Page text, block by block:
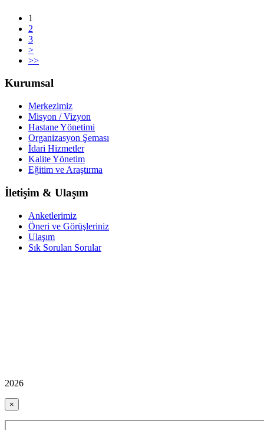
1
2
3
>
>>
Kurumsal
Merkezimiz
Misyon / Vizyon
Hastane Yönetimi
Organizasyon Şeması
İdari Hizmetler
Kalite Yönetim
Eğitim ve Araştırma
İletişim & Ulaşım
Anketlerimiz
Öneri ve Görüşleriniz
Ulaşım
Sık Sorulan Sorular
2026
×